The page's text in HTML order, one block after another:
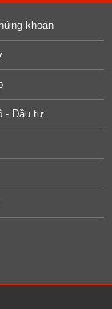
khoán
- Đầu tư